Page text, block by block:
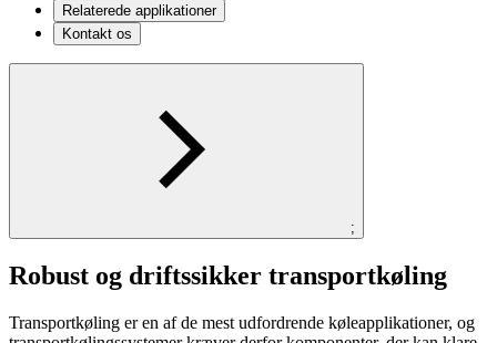
Relaterede applikationer
Kontakt os
;
Robust og driftssikker transportkøling
Transportkøling er en af de mest udfordrende køleapplikationer, og